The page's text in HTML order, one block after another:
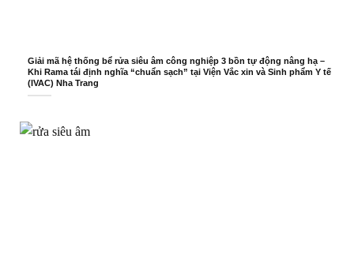
Giải mã hệ thống bể rửa siêu âm công nghiệp 3 bồn tự động nâng hạ –
Khi Rama tái định nghĩa “chuẩn sạch” tại Viện Vắc xin và Sinh phẩm Y tế
(IVAC) Nha Trang